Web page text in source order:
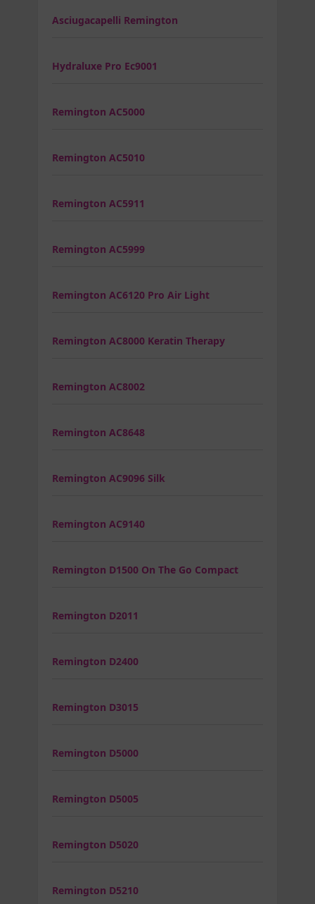
Asciugacapelli Remington
Hydraluxe Pro Ec9001
Remington AC5000
Remington AC5010
Remington AC5911
Remington AC5999
Remington AC6120 Pro Air Light
Remington AC8000 Keratin Therapy
Remington AC8002
Remington AC8648
Remington AC9096 Silk
Remington AC9140
Remington D1500 On The Go Compact
Remington D2011
Remington D2400
Remington D3015
Remington D5000
Remington D5005
Remington D5020
Remington D5210